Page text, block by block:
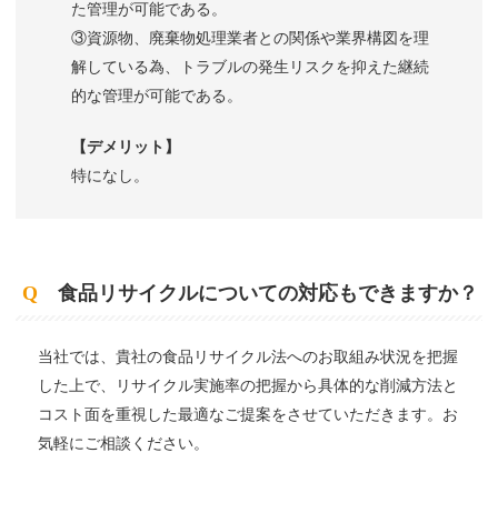
た管理が可能である。
③資源物、廃棄物処理業者との関係や業界構図を理
解している為、トラブルの発生リスクを抑えた継続
的な管理が可能である。
【デメリット】
特になし。
Q 食品リサイクルについての対応もできますか？
当社では、貴社の食品リサイクル法へのお取組み状況を把握
した上で、リサイクル実施率の把握から具体的な削減方法と
コスト面を重視した最適なご提案をさせていただきます。お
気軽にご相談ください。